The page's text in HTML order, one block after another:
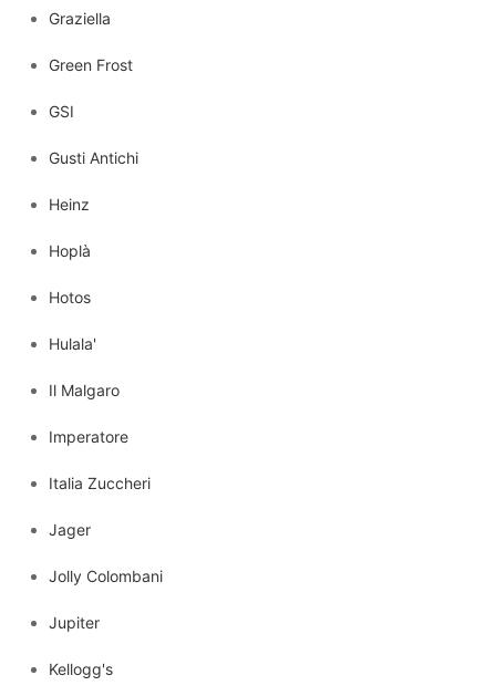
Graziella
Green Frost
GSI
Gusti Antichi
Heinz
Hoplà
Hotos
Hulala'
Il Malgaro
Imperatore
Italia Zuccheri
Jager
Jolly Colombani
Jupiter
Kellogg's